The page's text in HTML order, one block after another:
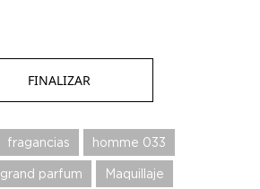
fragancias homme 033
lgrand parfum Maquillaje